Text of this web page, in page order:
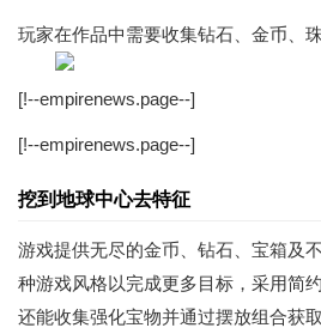
玩家在作品中需要收集钻石、金币、
[!--empirenews.page--]
[!--empirenews.page--]
挖到地球中心去特征
游戏提供无尽的金币、钻石、宝箱及
种游戏风格以完成更多目标，采用简
还能收集强化宝物并通过摆放组合获取